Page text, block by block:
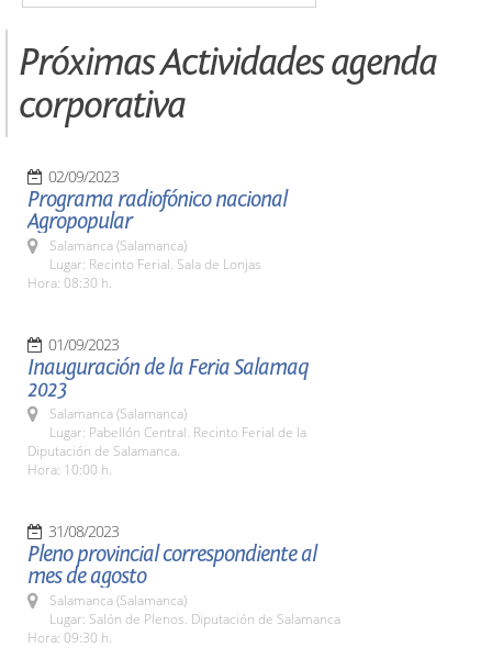
Próximas Actividades agenda
corporativa
02/09/2023
Programa radiofónico nacional
Agropopular
Salamanca (Salamanca)
Lugar: Recinto Ferial. Sala de Lonjas
Hora: 08:30 h.
01/09/2023
Inauguración de la Feria Salamaq
2023
Salamanca (Salamanca)
Lugar: Pabellón Central. Recinto Ferial de la
Diputación de Salamanca.
Hora: 10:00 h.
31/08/2023
Pleno provincial correspondiente al
mes de agosto
Salamanca (Salamanca)
Lugar: Salón de Plenos. Diputación de Salamanca
Hora: 09:30 h.